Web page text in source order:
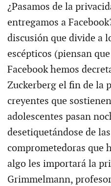
¿Pasamos de la
entregamos a
discusión que divide a
escépticos (piensan
Facebook hemos
Zuckerberg el fin de la
creyentes que
adolescentes pasan
desetiquetándose de
comprometedoras que
algo les importará la
Grimmelmann,